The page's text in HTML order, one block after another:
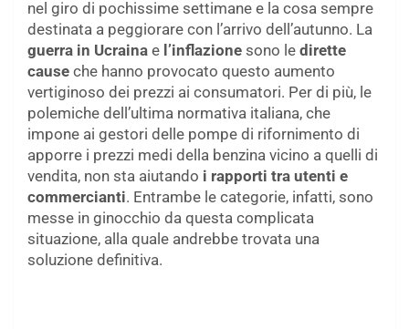
nel giro di pochissime settimane e la cosa sempre
destinata a peggiorare con l’arrivo dell’autunno. La
guerra in Ucraina e l’inflazione sono le dirette
cause che hanno provocato questo aumento
vertiginoso dei prezzi ai consumatori. Per di più, le
polemiche dell’ultima normativa italiana, che
impone ai gestori delle pompe di rifornimento di
apporre i prezzi medi della benzina vicino a quelli di
vendita, non sta aiutando i rapporti tra utenti e
commercianti. Entrambe le categorie, infatti, sono
messe in ginocchio da questa complicata
situazione, alla quale andrebbe trovata una
soluzione definitiva.